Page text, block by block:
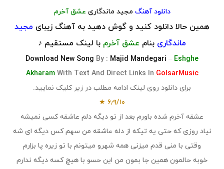
دانلود آهنگ مجید ماندگاری عشق آخرم
همین حالا دانلود کنید و گوش دهید به آهنگ زیبای مجید
ماندگاری بنام عشق آخرم با لینک مستقیم ♪
Download New Song By : Majid Mandegari – Eshghe
Akharam With Text And Direct Links In GolsarMusic
برای دانلود روی لینک ادامه مطلب در زیر کلیک نمایید.
۶٫۹/۱۰
★
عشقه آخرم شده باورم بعد از تو دیگه دلم عاشقه کسی نمیشه
نیاد روزی که حتی یه تیکه از دله عاشقه من سهم کس دیگه ای شه
وقتی با منی قدم میزنی همه شهرو میتونم با تو زیره پا بزارم
خوبه حالمون همین جا بمون من این حسو با هیچ کسه دیگه ندارم